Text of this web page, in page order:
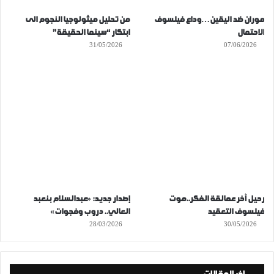
موران ضد اليقين…وداع فيلسوف
الاحتمال
07/06/2026
من تحليل ميثولوجيا النجوم الى
ابتكار “سينما الحقيقة”
31/05/2026
رحيل آخر عمالقة الفكر..موت
فيلسوف التعقيد
30/05/2026
إصدار جديد: «عبدالسلام بنعبد
العالي.. دروب وفجوات»
28/03/2026